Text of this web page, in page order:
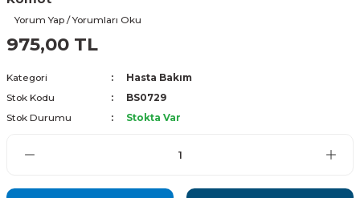
Yorum Yap / Yorumları Oku
975,00 TL
Kategori
Hasta Bakım
Stok Kodu
BS0729
Stok Durumu
Stokta Var